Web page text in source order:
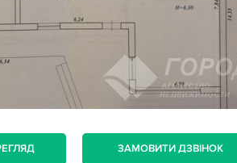
ЗАМОВИТИ ДЗВІНОК